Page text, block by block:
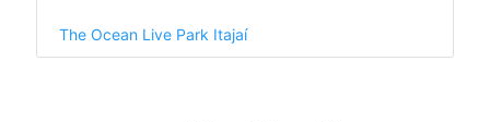
The Ocean Live Park Itajaí